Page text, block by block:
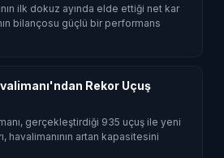
ilk dokuz ayında elde ettiği net kar
bilançosu güçlü bir performans
Rekor Uçuş
gerçekleştirdiği 935 uçuş ile yeni
havalimanının artan kapasitesini